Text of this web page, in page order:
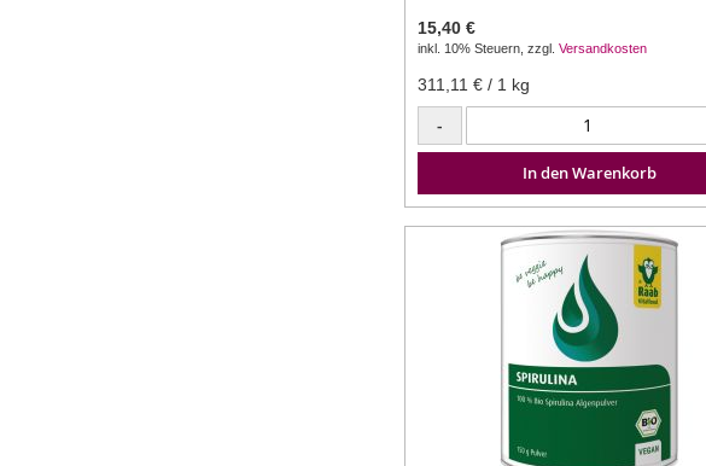
15,40 €
inkl. 10% Steuern ,zzgl.Versandkosten
311,11 € / 1 kg
-
In den Warenkorb